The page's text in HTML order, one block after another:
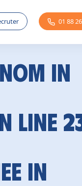
01 88
in
line
in